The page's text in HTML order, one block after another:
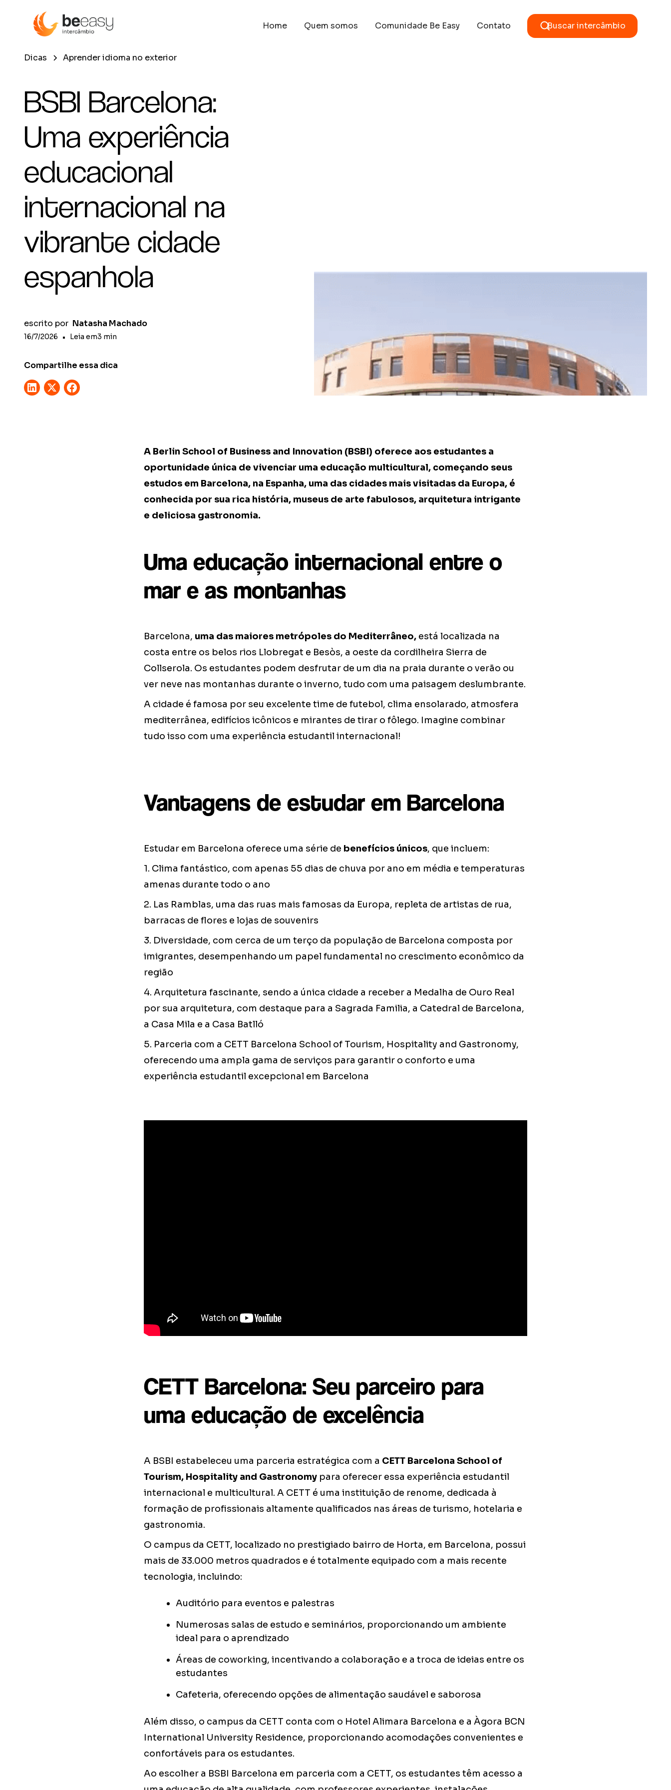
Home Quem somos Comunidade Be Easy Contato Buscar intercâmbio
Dicas Aprender idioma no exterior
BSBI Barcelona:
Uma experiência
educacional
internacional na
vibrante cidade
espanhola
escrito por Natasha Machado
16/7/2026 • Leia em3 min
Compartilhe essa dica
A Berlin School of Business and Innovation (BSBI) oferece aos estudantes a
oportunidade única de vivenciar uma educação multicultural, começando seus
estudos em Barcelona, na Espanha, uma das cidades mais visitadas da Europa, é
conhecida por sua rica história, museus de arte fabulosos, arquitetura intrigante
e deliciosa gastronomia.
Uma educação internacional entre o
mar e as montanhas
Barcelona, uma das maiores metrópoles do Mediterrâneo, está localizada na
costa entre os belos rios Llobregat e Besòs, a oeste da cordilheira Sierra de
Collserola. Os estudantes podem desfrutar de um dia na praia durante o verão ou
ver neve nas montanhas durante o inverno, tudo com uma paisagem deslumbrante.
A cidade é famosa por seu excelente time de futebol, clima ensolarado, atmosfera
mediterrânea, edifícios icônicos e mirantes de tirar o fôlego. Imagine combinar
tudo isso com uma experiência estudantil internacional!
Vantagens de estudar em Barcelona
Estudar em Barcelona oferece uma série de benefícios únicos, que incluem:
1. Clima fantástico, com apenas 55 dias de chuva por ano em média e temperaturas
amenas durante todo o ano
2. Las Ramblas, uma das ruas mais famosas da Europa, repleta de artistas de rua,
barracas de flores e lojas de souvenirs
3. Diversidade, com cerca de um terço da população de Barcelona composta por
imigrantes, desempenhando um papel fundamental no crescimento econômico da
região
4. Arquitetura fascinante, sendo a única cidade a receber a Medalha de Ouro Real
por sua arquitetura, com destaque para a Sagrada Familia, a Catedral de Barcelona,
a Casa Mila e a Casa Batlló
5. Parceria com a CETT Barcelona School of Tourism, Hospitality and Gastronomy,
oferecendo uma ampla gama de serviços para garantir o conforto e uma
experiência estudantil excepcional em Barcelona
CETT Barcelona: Seu parceiro para
uma educação de excelência
A BSBI estabeleceu uma parceria estratégica com a CETT Barcelona School of
Tourism, Hospitality and Gastronomy para oferecer essa experiência estudantil
internacional e multicultural. A CETT é uma instituição de renome, dedicada à
formação de profissionais altamente qualificados nas áreas de turismo, hotelaria e
gastronomia.
O campus da CETT, localizado no prestigiado bairro de Horta, em Barcelona, possui
mais de 33.000 metros quadrados e é totalmente equipado com a mais recente
tecnologia, incluindo:
Auditório para eventos e palestras
Numerosas salas de estudo e seminários, proporcionando um ambiente
ideal para o aprendizado
Áreas de coworking, incentivando a colaboração e a troca de ideias entre os
estudantes
Cafeteria, oferecendo opções de alimentação saudável e saborosa
Além disso, o campus da CETT conta com o Hotel Alimara Barcelona e a Àgora BCN
International University Residence, proporcionando acomodações convenientes e
confortáveis para os estudantes.
Ao escolher a BSBI Barcelona em parceria com a CETT, os estudantes têm acesso a